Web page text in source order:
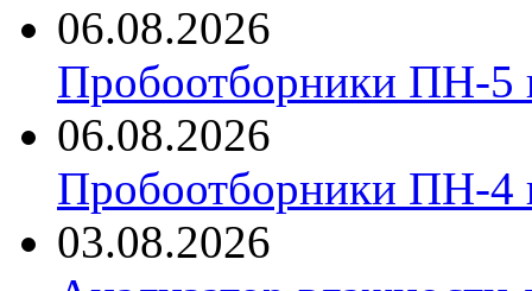
06.08.2026
Пробоотборники ПН-
06.08.2026
Пробоотборники ПН-
03.08.2026